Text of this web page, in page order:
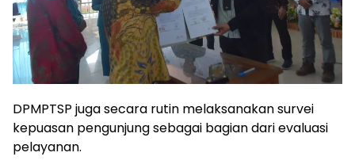
DPMPTSP juga secara rutin melaksanakan survei
kepuasan pengunjung sebagai bagian dari evaluasi
pelayanan.